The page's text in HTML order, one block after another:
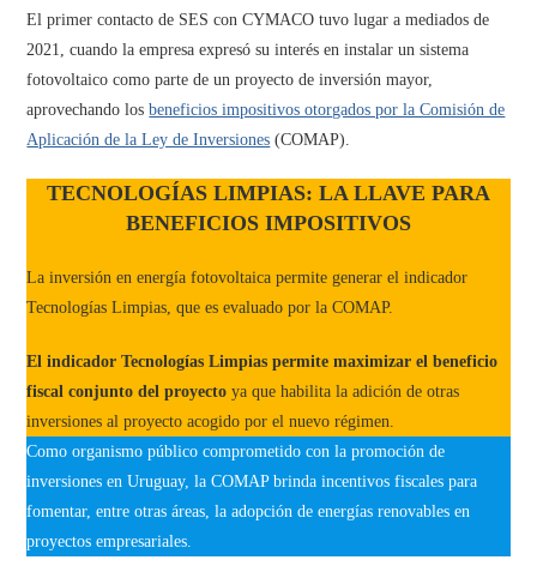
El primer contacto de SES con CYMACO tuvo lugar a mediados de
2021, cuando la empresa expresó su interés en instalar un sistema
fotovoltaico como parte de un proyecto de inversión mayor,
aprovechando losbeneficios impositivos otorgados por la Comisión de
Aplicación de la Ley de Inversiones (COMAP).
TECNOLOGÍAS LIMPIAS: LA LLAVE PARA
BENEFICIOS IMPOSITIVOS
La inversión en energía fotovoltaica permite generar el indicador
Tecnologías Limpias, que es evaluado por la COMAP.
El indicador Tecnologías Limpias permite maximizar el beneficio
fiscal conjunto del proyecto ya que habilita la adición de otras
inversiones al proyecto acogido por el nuevo régimen.
Como organismo público comprometido con la promoción de
inversiones en Uruguay, la COMAP brinda incentivos fiscales para
fomentar, entre otras áreas, la adopción de energías renovables en
proyectos empresariales.